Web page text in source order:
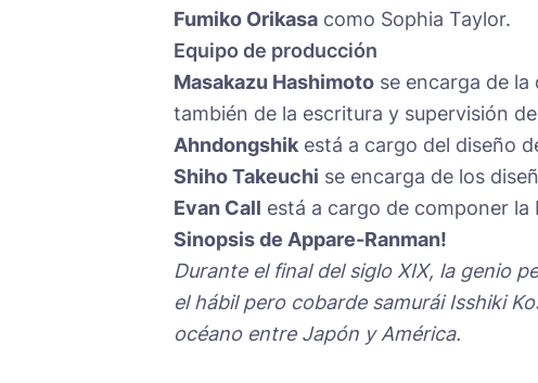
Fumiko Orikasa como Sophia Taylor.
Equipo de producción
Masakazu Hashimoto se encarga de
también de la escritura y supervisión
Ahndongshik está a cargo del diseño
Shiho Takeuchi se encarga de los
Evan Call está a cargo de componer la
Sinopsis de Appare-Ranman!
Durante el final del siglo XIX, la genio
el hábil pero cobarde samurái Isshiki
océano entre Japón y América.